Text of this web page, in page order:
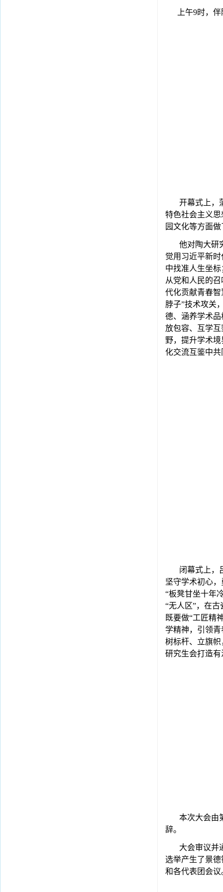
上午9时，
开幕式上，
特色社会主义
园文化等方面
他对陶大研
觉用习近平新
中找准人生坐
从党和人民的
代化贡献青春
脖子”技术攻关
德、涵养学术
放包容、互学
野，提升学术
化交流互鉴中
闭幕式上，
坚守学术初心
“板凳甘坐十年
“无人区”，在
既要做“工匠精
学精神，引领
树标杆、立旗
研究生会打造
本次大会由
辞。
大会审议并
选举产生了景
和各代表团会议